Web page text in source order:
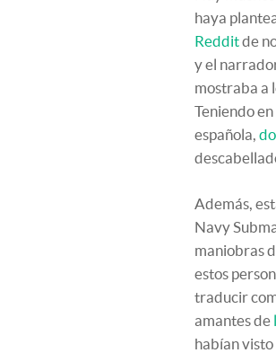
haya
Redditde
y el
mostraba a
Teniendo
española,
Además,
Navy
maniobras
estos
traducir
amantes de
habían